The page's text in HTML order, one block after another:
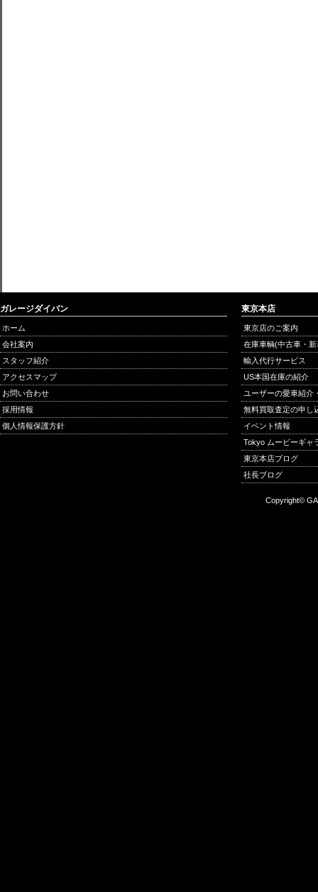
ガレージダイバン
ホーム
会社案内
スタッフ紹介
アクセスマップ
お問い合わせ
採用情報
個人情報保護方針
東京本店
東京店のご案内
在庫車輌(中古車・
輸入代行サービス
US本国在庫の紹介
ユーザーの愛車紹介
無料買取査定の申し
イベント情報
Tokyo ムービーギャ
東京本店ブログ
社長ブログ
Copyright©